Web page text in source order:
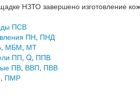
НЗТО завершено изготовление
ПСВ
ПН, ПНД
, МБМ, МТ
ПП, Q, ППВ
ПВ, ВВП, ПВВ
, ПМР